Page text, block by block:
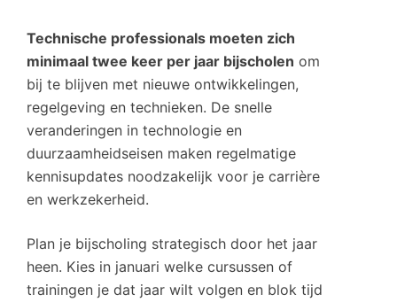
Technische professionals moeten zich
minimaal twee keer per jaar bijscholen om
bij te blijven met nieuwe ontwikkelingen,
regelgeving en technieken. De snelle
veranderingen in technologie en
duurzaamheidseisen maken regelmatige
kennisupdates noodzakelijk voor je carrière
en werkzekerheid.
Plan je bijscholing strategisch door het jaar
heen. Kies in januari welke cursussen of
trainingen je dat jaar wilt volgen en blok tijd